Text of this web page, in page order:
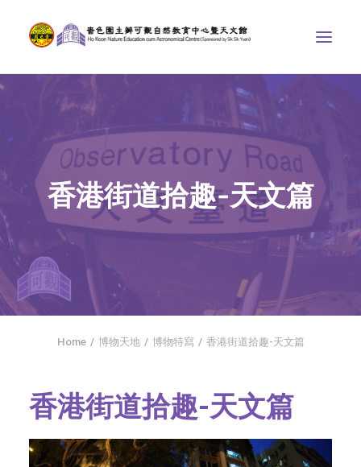
中心介紹
學界課程
天文館
博物天地
比賽/專題計劃
聯絡我們
SEARCH
字型大小
香港街道拾趣-天文篇
Home 博物天地 博物特寫 香港街道拾趣-天文篇
香港街道拾趣-天文篇